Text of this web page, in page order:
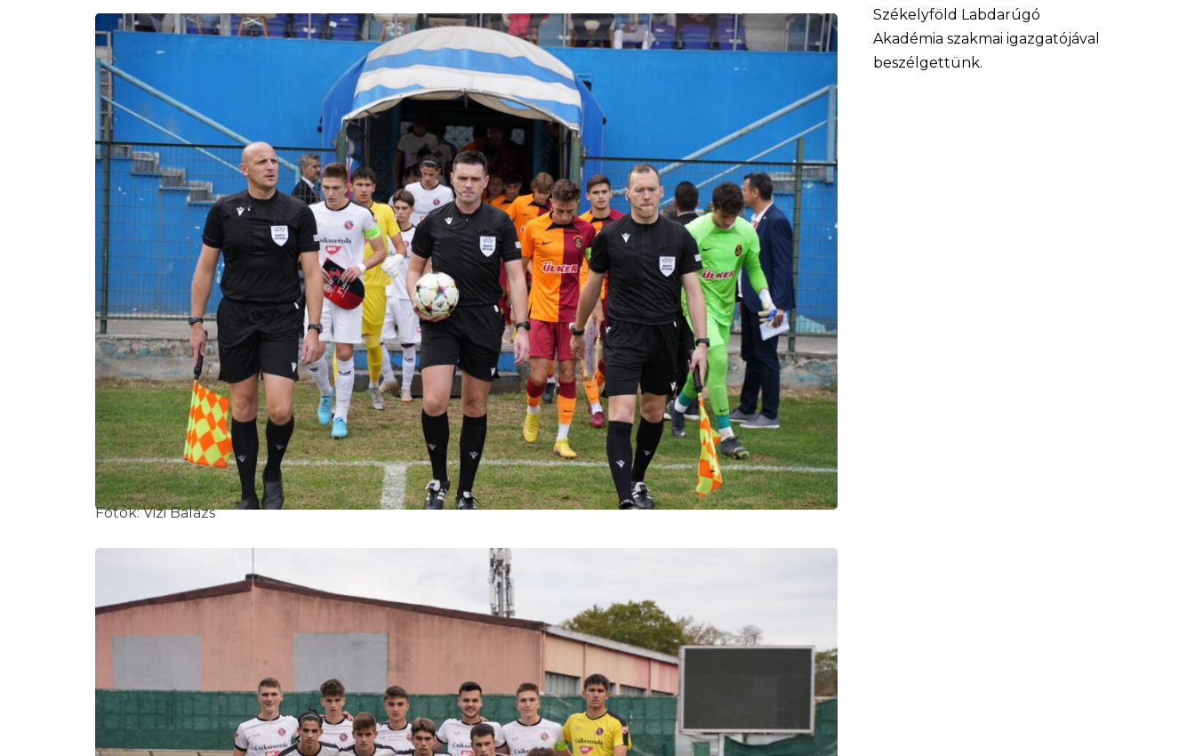
Fotók: Vizi Balázs
Székelyföld Labdarúgó
Akadémia szakmai igazgatójával
beszélgettünk.